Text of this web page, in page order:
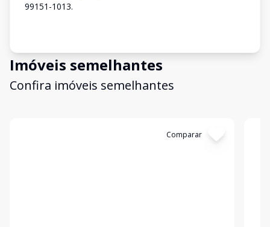
99151-1013.
Imóveis semelhantes
Confira imóveis semelhantes
Comparar